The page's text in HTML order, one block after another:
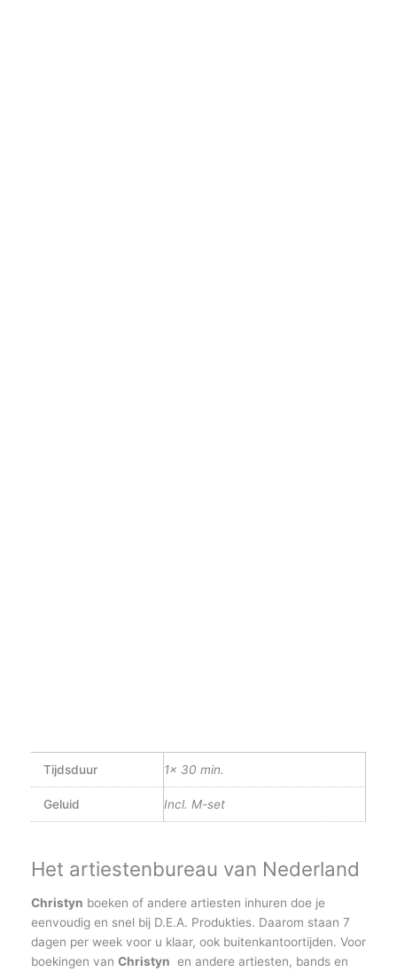
Tijdsduur 1x 30 min.
Geluid Incl. M-set
Het artiestenbureau van Nederland
Christyn boeken of andere artiesten inhuren doe je
eenvoudig en snel bij D.E.A. Produkties. Daarom staan 7
dagen per week voor u klaar, ook buitenkantoortijden. Voor
boekingen van Christyn en andere artiesten, bands en